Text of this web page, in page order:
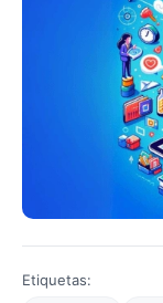
Etiquetas: